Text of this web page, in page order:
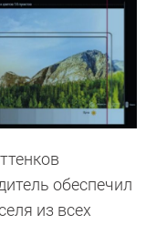
обеспечил
из всех